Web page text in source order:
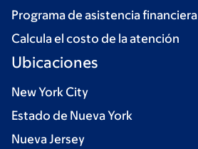
Programa de asistencia financiera
Calcula el costo de la atención
Ubicaciones
New York City
Estado de Nueva York
Nueva Jersey